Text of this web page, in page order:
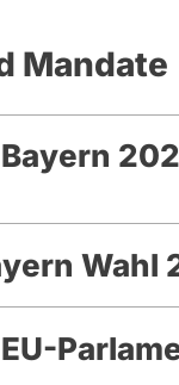
Mandate
Wahl